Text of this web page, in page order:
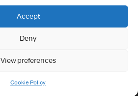
Accept
Deny
View preferences
Cookie Policy
contact@univ-tebessa.dz